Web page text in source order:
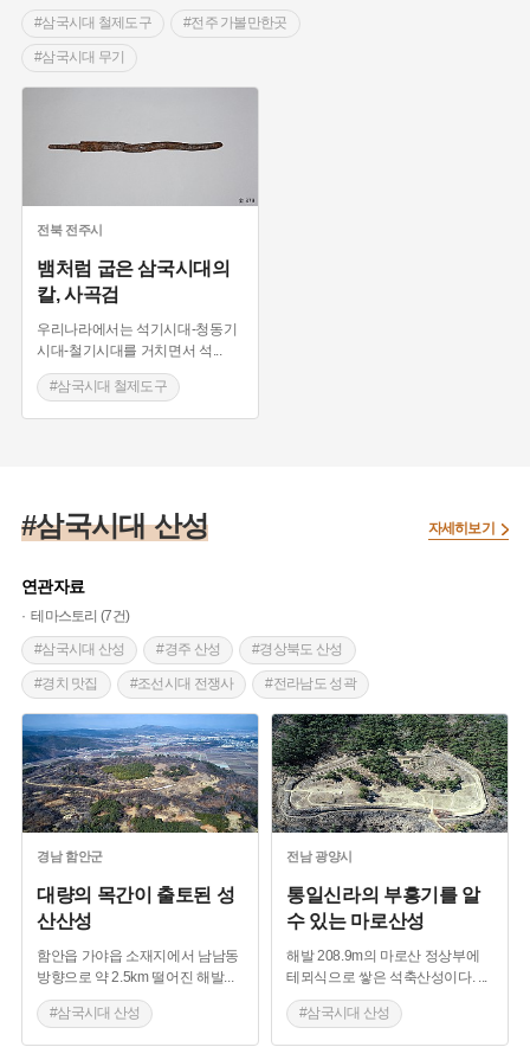
#삼국시대 철제도구 #전주 가볼만한곳
#삼국시대 무기
전북 전주시
뱀처럼 굽은 삼국시대의
칼, 사곡검
우리나라에서는 석기시대-청동기
시대-철기시대를 거치면서 석 ...
#삼국시대 철제도구
#전주 가볼만한곳
#삼국시대 산성
연관자료
테마스토리 (7건)
#삼국시대 산성
#경주 산성 #경상북도 산성
#경치 맛집 #조선시대 전쟁사 #전라남도 성곽
#전라남도 산성 #예능프로그램 촬영지
#신라 문화유산 #함안 산성 #경기도 산성
#경기광주 산성 #가야의 산성 #경상북도 성곽
#백제의 산성 #테뫼식 산성 #충주 장미산성
#봉황성
자세히보기
경남 함안군
대량의 목간이 출토된 성
산산성
함안읍 가야읍 소재지에서 남남동
방향으로 약 2.5km 떨어진 해발...
#삼국시대 산성
전남 광양시
통일신라의 부흥기를 알
수 있는 마로산성
해발 208.9m의 마로산 정상부에
테뫼식으로 쌓은 석축산성이다.
#삼국시대 산성